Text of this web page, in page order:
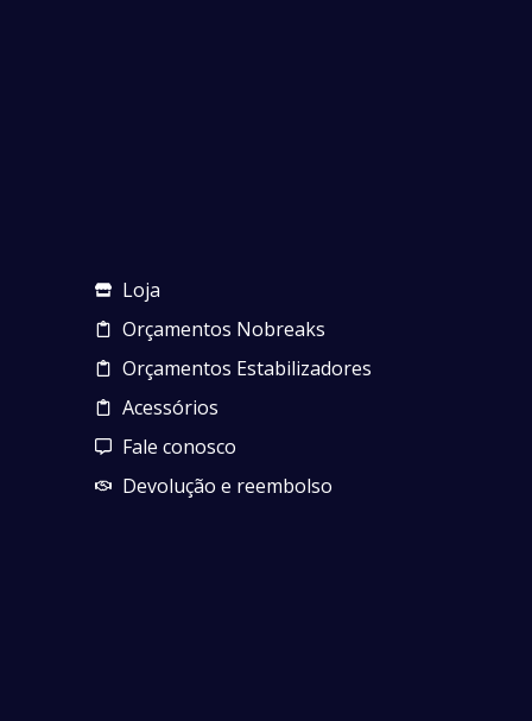
Loja
Orçamentos Nobreaks
Orçamentos Estabilizadores
Acessórios
Fale conosco
Devolução e reembolso